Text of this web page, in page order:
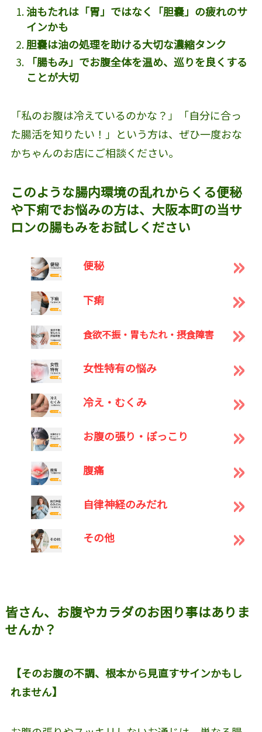
油もたれは「胃」ではなく「胆嚢」の疲れのサ
インかも
胆嚢は油の処理を助ける大切な濃縮タンク
「腸もみ」でお腹全体を温め、巡りを良くする
ことが大切
「私のお腹は冷えているのかな？」「自分に合っ
た腸活を知りたい！」という方は、ぜひ一度おな
かちゃんのお店にご相談ください。
このような腸内環境の乱れからくる便秘
や下痢でお悩みの方は、大阪本町の当サ
ロンの腸もみをお試しください
便秘
下痢
食欲不振・胃もたれ・摂食障害
女性特有の悩み
冷え・むくみ
お腹の張り・ぽっこり
腹痛
自律神経のみだれ
その他
皆さん、お腹やカラダのお困り事はありま
せんか？
【そのお腹の不調、根本から見直すサインかもし
れません】